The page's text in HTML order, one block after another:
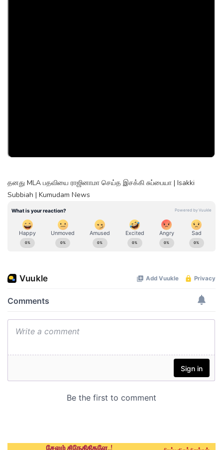
தனது MLA பதவியை ராஜினாமா செய்த இசக்கி சுப்பையா | Isakki
Subbiah | Kumudam News